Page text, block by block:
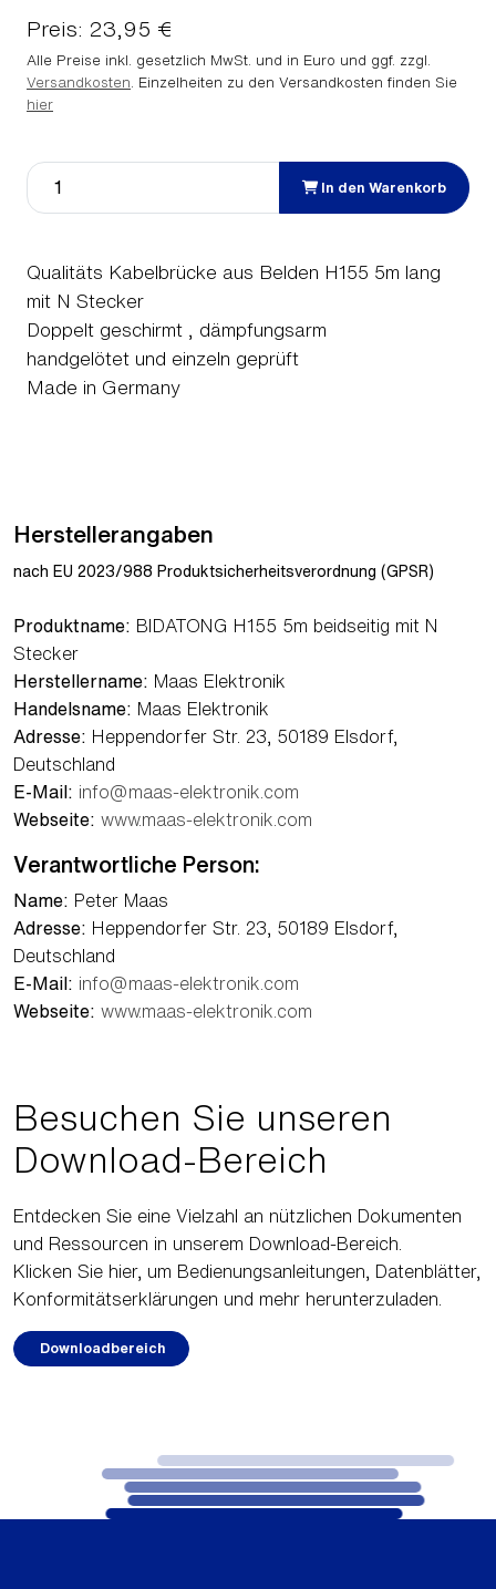
Preis: 23,95 €
Alle Preise inkl. gesetzlich MwSt. und in Euro und ggf. zzgl.
Versandkosten . Einzelheiten zu den Versandkosten finden Sie
hier
In den Warenkorb
Qualitäts Kabelbrücke aus Belden H155 5m lang
mit N Stecker
Doppelt geschirmt , dämpfungsarm
handgelötet und einzeln geprüft
Made in Germany
Herstellerangaben
nach EU 2023/988 Produktsicherheitsverordnung (GPSR)
Produktname: BIDATONG H155 5m beidseitig mit N
Stecker
Herstellername: Maas Elektronik
Handelsname: Maas Elektronik
Adresse: Heppendorfer Str. 23, 50189 Elsdorf,
Deutschland
E-Mail: info@maas-elektronik.com
Webseite: www.maas-elektronik.com
Verantwortliche Person:
Name: Peter Maas
Adresse: Heppendorfer Str. 23, 50189 Elsdorf,
Deutschland
E-Mail: info@maas-elektronik.com
Webseite: www.maas-elektronik.com
Besuchen Sie unseren
Download-Bereich
Entdecken Sie eine Vielzahl an nützlichen Dokumenten
und Ressourcen in unserem Download-Bereich.
Klicken Sie hier, um Bedienungsanleitungen, Datenblätter,
Konformitätserklärungen und mehr herunterzuladen.
Downloadbereich